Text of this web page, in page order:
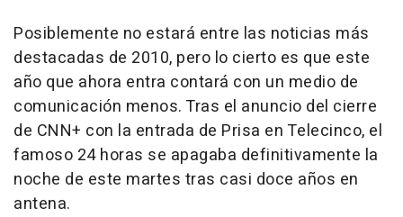
Posiblemente no estará entre las noticias más
destacadas de 2010, pero lo cierto es que este
año que ahora entra contará con un medio de
comunicación menos. Tras el anuncio del cierre
de CNN+ con la entrada de Prisa en Telecinco, el
famoso 24 horas se apagaba definitivamente la
noche de este martes tras casi doce años en
antena.